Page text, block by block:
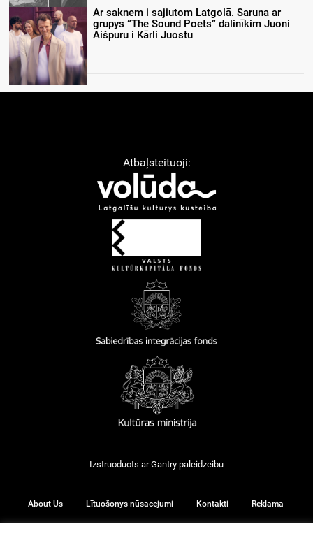
Ar saknem i sajiutom Latgolā. Saruna ar
grupys “The Sound Poets” dalinīkim Juoni
Aišpuru i Kārli Juostu
Atbaļsteituoji:
Izstruoduots arGantry paleidzeibu
About Us Lītuošonys nūsacejumi Kontakti Reklama